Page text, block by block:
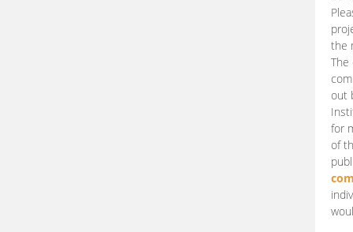
the
The
out
for
of